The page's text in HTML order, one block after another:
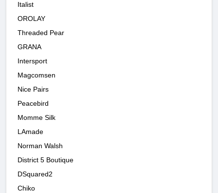
Italist
OROLAY
Threaded Pear
GRANA
Intersport
Magcomsen
Nice Pairs
Peacebird
Momme Silk
LAmade
Norman Walsh
District 5 Boutique
DSquared2
Chiko